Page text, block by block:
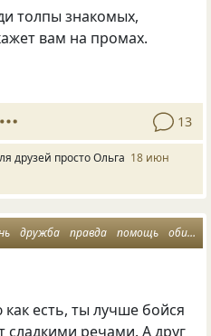
толпы знакомых,
вам на промах.
13
друзей просто Ольга 18 июн
дружба правда помощь обиды
есть, ты лучше бойся
сладкими речами. А друг